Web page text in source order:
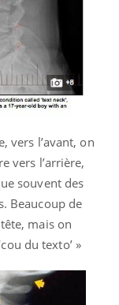
vers l’avant, on
vers l’arrière,
souvent des
Beaucoup de
mais on
du texto’ »